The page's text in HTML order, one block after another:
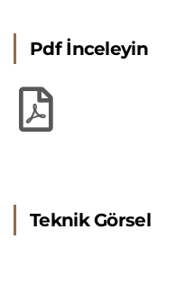
Pdf İnceleyin
Teknik Görsel